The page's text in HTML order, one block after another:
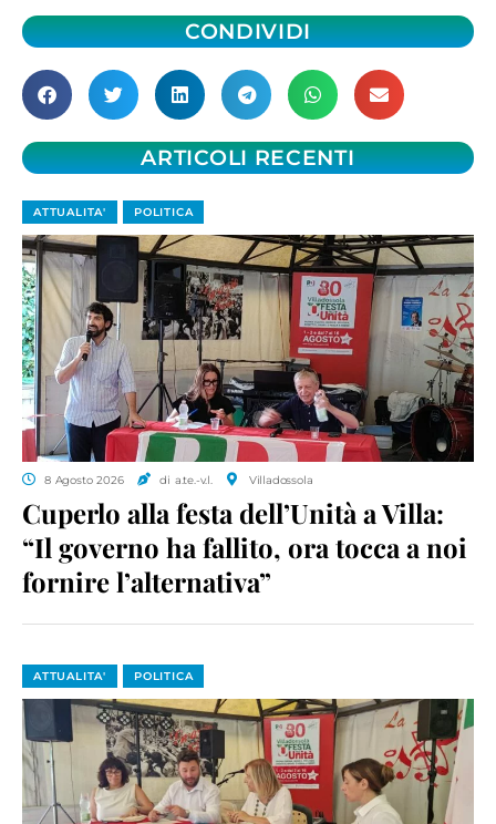
CONDIVIDI
ARTICOLI RECENTI
ATTUALITA' POLITICA
8 Agosto 2026 di a.te.-v.l. Villadossola
Cuperlo alla festa dell’Unità a Villa:
“Il governo ha fallito, ora tocca a noi
fornire l’alternativa”
ATTUALITA' POLITICA